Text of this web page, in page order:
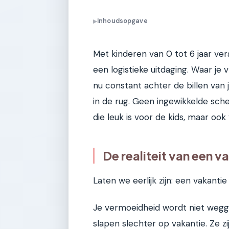
▶Inhoudsopgave
Met kinderen van 0 tot 6 jaar
een logistieke uitdaging. Waar
nu constant achter de billen van
in de rug. Geen ingewikkelde
die leuk is voor de kids, maar ook
De realiteit van een
Laten we eerlijk zijn: een
Je vermoeidheid wordt niet
slapen slechter op vakantie. Ze